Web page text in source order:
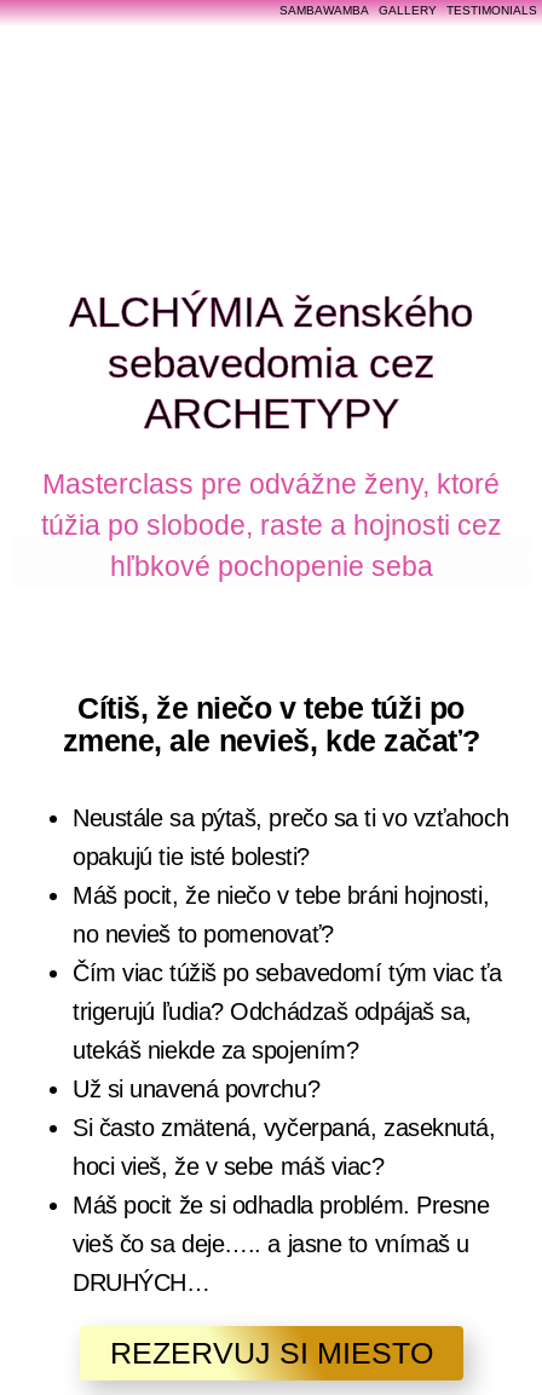
SAMBAWAMBA GALLERY TESTIMONIALS
ALCHÝMIA ženského
sebavedomia cez
ARCHETYPY
Masterclass pre odvážne ženy, ktoré
túžia po slobode, raste a hojnosti cez
hľbkové pochopenie seba
Cítiš, že niečo v tebe túži po
zmene, ale nevieš, kde začať?
Neustále sa pýtaš, prečo sa ti vo vzťahoch
opakujú tie isté bolesti?
Máš pocit, že niečo v tebe bráni hojnosti,
no nevieš to pomenovať?
Čím viac túžiš po sebavedomí tým viac ťa
trigerujú ľudia? Odchádzaš odpájaš sa,
utekáš niekde za spojením?
Už si unavená povrchu?
Si často zmätená, vyčerpaná, zaseknutá,
hoci vieš, že v sebe máš viac?
Máš pocit že si odhadla problém. Presne
vieš čo sa deje….. a jasne to vnímaš u
DRUHÝCH…
REZERVUJ SI MIESTO